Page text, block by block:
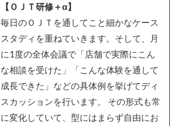
【ＯＪＴ研修＋α】
毎日のＯＪＴを通してこと細かなケース
スタディを重ねていきます。そして、月
に1度の全体会議で「店舗で実際にこん
な相談を受けた」「こんな体験を通して
成長できた」などの具体例を挙げてディ
スカッションを行います。 その形式も常
に変化していて、型にはまらず自由にお